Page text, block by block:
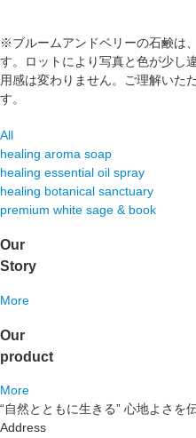
※ブルームアンドベリーの石鹸は
す。ロットにより写真と色が少し
用感は変わりません。ご理解いた
す。
All
healing aroma soap
healing essential oil spray
healing botanical sanctuary
premium white sage & book
Our
Story
More
Our
product
More
“自然とともに生きる” 心地よさを
Address